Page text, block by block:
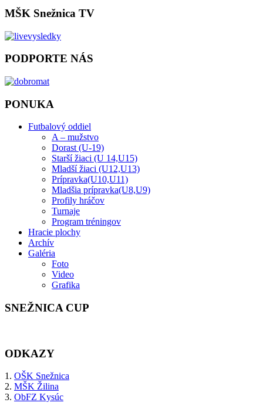
MŠK Snežnica TV
PODPORTE NÁS
PONUKA
Futbalový oddiel
A – mužstvo
Dorast (U-19)
Starší žiaci (U 14,U15)
Mladší žiaci (U12,U13)
Prípravka(U10,U11)
Mladšia prípravka(U8,U9)
Profily hráčov
Turnaje
Program tréningov
Hracie plochy
Archív
Galéria
Foto
Video
Grafika
SNEŽNICA CUP
ODKAZY
1. OŠK Snežnica
2. MŠK Žilina
3. ObFZ Kysúc